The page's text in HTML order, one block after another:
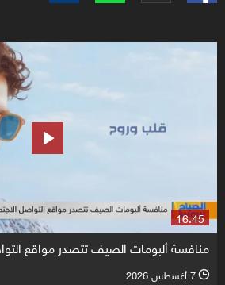
16:45
منافسة ألبومات الصيف تتصدر مواقع
l 7 أغسطس 2026